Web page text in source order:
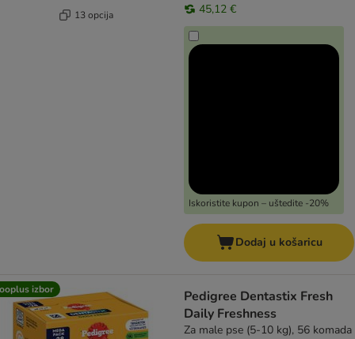
13 opcija 45,12 €
Iskoristite kupon – uštedite -20%
Dodaj u košaricu
izbor
Pedigree Dentastix Fresh
Daily Freshness
Za male pse (5-10 kg), 56 komada